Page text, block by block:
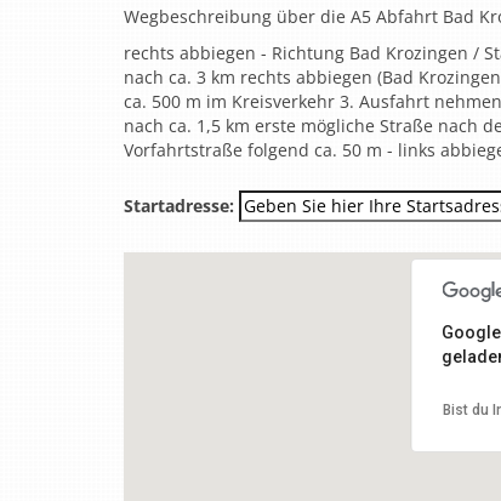
Wegbeschreibung über die A5 Abfahrt Bad
rechts abbiegen - Richtung Bad Krozingen /
nach ca. 3 km rechts abbiegen (Bad
ca. 500 m im Kreisverkehr 3. Ausfahrt nehmen
nach ca. 1,5 km erste mögliche Straße nach
Vorfahrtstraße folgend ca. 50 m - links
Startadresse:
Bist du